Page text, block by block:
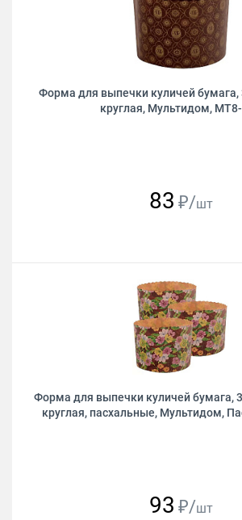
Форма для выпечки куличей бумага,
круглая, Мультидом,
83 ₽/шт
Форма для выпечки куличей бумага,
круглая, пасхальные, Мультидом,
93 ₽/шт